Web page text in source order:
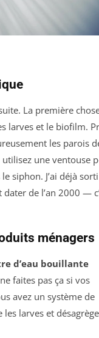
La première
larves et le biofilm.
les parois
une ventouse
siphon. J’ai déjà
de l’an 2000 —
ménagers
d’eau bouillante
faites pas ça si vos
avez un système de
les larves et